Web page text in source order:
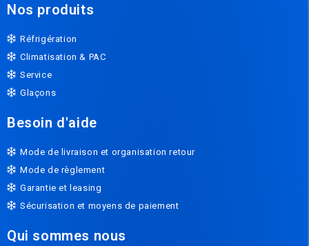
Nos produits
Réfrigération
Climatisation & PAC
Service
Glaçons
Besoin d'aide
Mode de livraison et organisation retour
Mode de règlement
Garantie et leasing
Sécurisation et moyens de paiement
Qui sommes nous